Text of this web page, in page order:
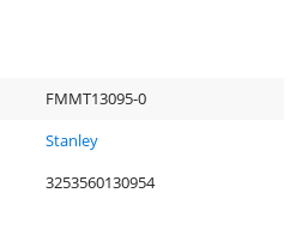
FMMT13095-0
Stanley
3253560130954